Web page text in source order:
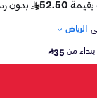
الرياض
من35